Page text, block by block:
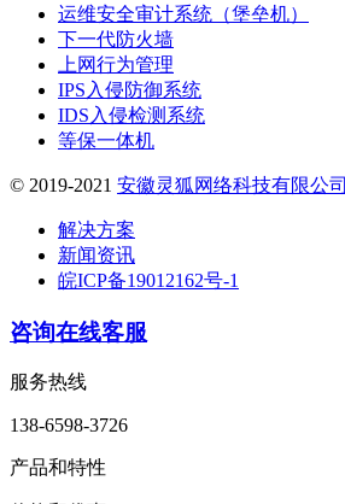
运维安全审计系统（堡垒机）
下一代防火墙
上网行为管理
IPS入侵防御系统
IDS入侵检测系统
等保一体机
© 2019-2021 安徽灵狐网络科技有限公司
解决方案
新闻资讯
皖ICP备19012162号-1
咨询在线客服
服务热线
138-6598-3726
产品和特性